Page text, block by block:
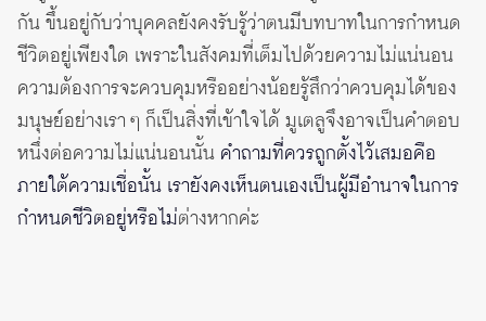
กัน ขึ้นอยู่กับว่าบุคคลยังคงรับรู้ว่าตนมีบทบาทในการกำหนด
ชีวิตอยู่เพียงใด เพราะในสังคมที่เต็มไปด้วยความไม่แน่นอน
ความต้องการจะควบคุมหรืออย่างน้อยรู้สึกว่าควบคุมได้ของ
มนุษย์อย่างเรา ๆ ก็เป็นสิ่งที่เข้าใจได้ มูเตลูจึงอาจเป็นคำตอบ
หนึ่งต่อความไม่แน่นอนนั้น คำถามที่ควรถูกตั้งไว้เสมอคือ
ภายใต้ความเชื่อนั้น เรายังคงเห็นตนเองเป็นผู้มีอำนาจในการ
กำหนดชีวิตอยู่หรือไม่ต่างหากค่ะ